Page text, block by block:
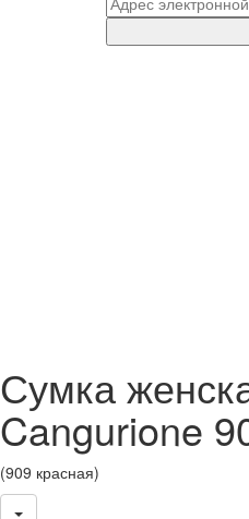
Сумка
Cangurione
(909 красная)